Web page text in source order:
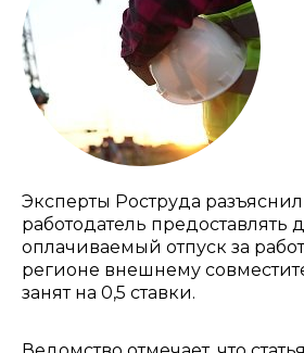
Эксперты Роструда
работодатель предоставлять
оплачиваемый отпуск за
регионе внешнему
занят на 0,5 ставки.